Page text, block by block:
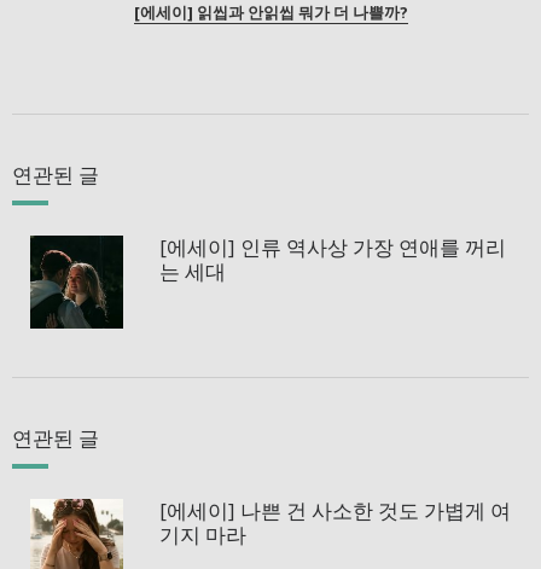
[에세이] 읽씹과 안읽씹 뭐가 더 나쁠까?
연관된 글
[에세이] 인류 역사상 가장 연애를 꺼리
는 세대
연관된 글
[에세이] 나쁜 건 사소한 것도 가볍게 여
기지 마라